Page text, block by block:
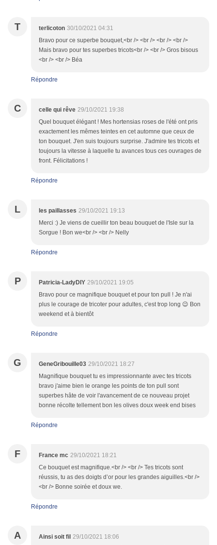
T terlicoton 30/10/2021 04:31
Bravo pour ce superbe bouquet,<br /> <br /> <br /> <br />
Mais bravo pour tes superbes tricots<br /> <br /> Gros bisous
<br /> <br /> Béa
Répondre
C celle qui rêve 29/10/2021 19:38
Quel bouquet élégant ! Mes hortensias roses de l'été ont pris
exactement les mêmes teintes en cet automne que ceux de
ton bouquet. J'en suis toujours surprise. J'admire tes tricots et
toujours la vitesse à laquelle tu avances tous ces ouvrages de
front. Félicitations !
Répondre
L les paillasses 29/10/2021 19:13
Merci :) Je viens de cueillir ton beau bouquet de l'Isle sur la
Sorgue ! Bon we<br /> <br /> Nelly
Répondre
P Patricia-LadyDIY 29/10/2021 19:05
Bravo pour ce magnifique bouquet et pour ton pull ! Je n'ai
plus le courage de tricoter pour adultes, c'est trop long 😉 Bon
weekend et à bientôt
Répondre
G GeneGribouille03 29/10/2021 18:27
Magnifique bouquet tu es impressionnante avec tes tricots
bravo j'aime bien le orange les points de ton pull sont
superbes hâte de voir l'avancement de ce nouveau projet
bonne récolte tellement bon les olives doux week end bises
Répondre
F France mc 29/10/2021 18:21
Ce bouquet est magnifique.<br /> <br /> Tes tricots sont
réussis, tu as des doigts d’or pour les grandes aiguilles.<br />
<br /> Bonne soirée et doux we.
Répondre
A Ainsi soit fil 29/10/2021 18:06